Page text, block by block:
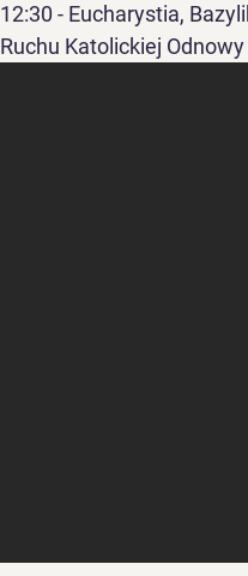
12:30 - Eucharystia,
Ruchu Katolickiej